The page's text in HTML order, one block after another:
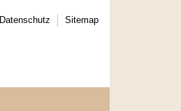
Datenschutz Sitemap